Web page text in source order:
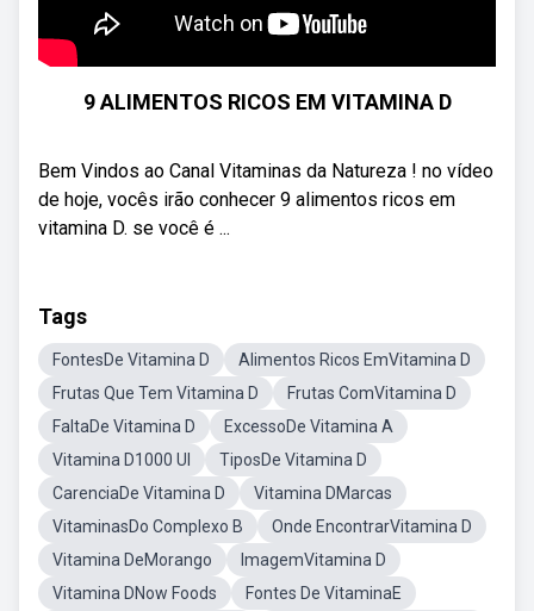
9 ALIMENTOS RICOS EM VITAMINA D
Bem Vindos ao Canal Vitaminas da Natureza ! no vídeo
de hoje, vocês irão conhecer 9 alimentos ricos em
vitamina D. se você é ...
Tags
FontesDe Vitamina D
Alimentos Ricos EmVitamina D
Frutas Que Tem Vitamina D
Frutas ComVitamina D
FaltaDe Vitamina D
ExcessoDe Vitamina A
Vitamina D1000 UI
TiposDe Vitamina D
CarenciaDe Vitamina D
Vitamina DMarcas
VitaminasDo Complexo B
Onde EncontrarVitamina D
Vitamina DeMorango
ImagemVitamina D
Vitamina DNow Foods
Fontes De VitaminaE